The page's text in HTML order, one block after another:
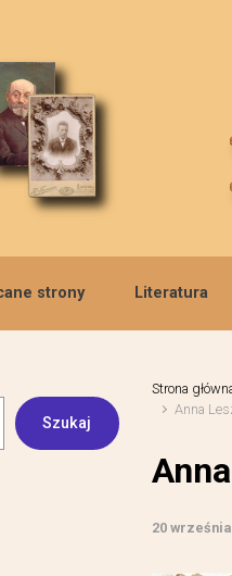
strony Literatura
Strona
Anna
20 września
Szukaj